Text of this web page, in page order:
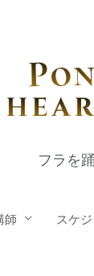
フラを
師 スケ